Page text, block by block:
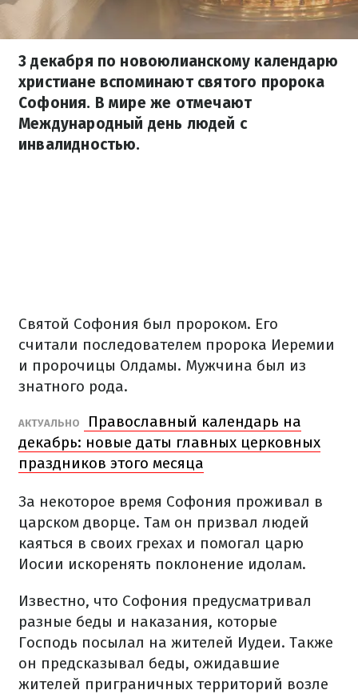
3 декабря по новоюлианскому календарю
христиане вспоминают святого пророка
Софония. В мире же отмечают
Международный день людей с
инвалидностью.
Святой Софония был пророком. Его
считали последователем пророка Иеремии
и пророчицы Олдамы. Мужчина был из
знатного рода.
АКТУАЛЬНО
Православный календарь на
декабрь: новые даты главных церковных
праздников этого месяца
За некоторое время Софония проживал в
царском дворце. Там он призвал людей
каяться в своих грехах и помогал царю
Иосии искоренять поклонение идолам.
Известно, что Софония предусматривал
разные беды и наказания, которые
Господь посылал на жителей Иудеи. Также
он предсказывал беды, ожидавшие
жителей приграничных территорий возле